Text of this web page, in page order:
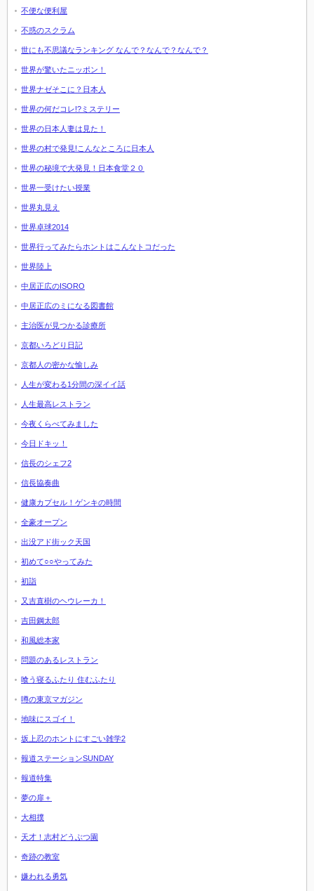
不便な便利屋
不惑のスクラム
世にも不思議なランキング なんで？なんで？なんで？
世界が驚いたニッポン！
世界ナゼそこに？日本人
世界の何だコレ!?ミステリー
世界の日本人妻は見た！
世界の村で発見!こんなところに日本人
世界の秘境で大発見！日本食堂２０
世界一受けたい授業
世界丸見え
世界卓球2014
世界行ってみたらホントはこんなトコだった
世界陸上
中居正広のISORO
中居正広のミになる図書館
主治医が見つかる診療所
京都いろどり日記
京都人の密かな愉しみ
人生が変わる1分間の深イイ話
人生最高レストラン
今夜くらべてみました
今日ドキッ！
信長のシェフ2
信長協奏曲
健康カプセル！ゲンキの時間
全豪オープン
出没アド街ック天国
初めて○○やってみた
初詣
又吉直樹のヘウレーカ！
吉田鋼太郎
和風総本家
問題のあるレストラン
喰う寝るふたり 住むふたり
噂の東京マガジン
地味にスゴイ！
坂上忍のホントにすごい雑学2
報道ステーションSUNDAY
報道特集
夢の扉＋
大相撲
天才！志村どうぶつ園
奇跡の教室
嫌われる勇気